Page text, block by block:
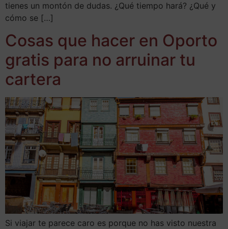
tienes un montón de dudas. ¿Qué tiempo hará? ¿Qué y
cómo se […]
Cosas que hacer en Oporto
gratis para no arruinar tu
cartera
Si viajar te parece caro es porque no has visto nuestra